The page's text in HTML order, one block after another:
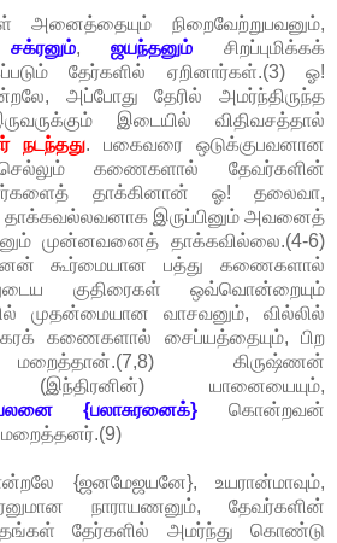
அனைத்தையும் நிறைவேற்றுபவனும்,
சக்ரனும்,ஜயந்தனும் சிறப்புமிக்கக்
தேர்களில் ஏறினார்கள்.(3) ஓ!
அப்போது தேரில் அமர்ந்திருந்த
இடையில் விதிவசத்தால்
நடந்தது. பகைவரை ஒடுக்குபவனான
கணைகளால் தேவர்களின்
தாக்கினான் ஓ! தலைவா,
தாக்கவல்லவனாக இருப்பினும் அவனைத்
முன்னவனைத் தாக்கவில்லை.(4-6)
கூர்மையான பத்து கணைகளால்
குதிரைகள் ஒவ்வொன்றையும்
முதன்மையான வாசவனும், வில்லில்
கணைகளால் சைப்யத்தையும், பிற
மறைத்தான்.(7,8) கிருஷ்ணன்
(இந்திரனின்) யானையையும்,
{பலாசுரனைக்} கொன்றவன்
மறைத்தனர்.(9)
{ஜனமேஜயனே}, உயரான்மாவும்,
நாராயணனும், தேவர்களின்
தேர்களில் அமர்ந்து கொண்டு